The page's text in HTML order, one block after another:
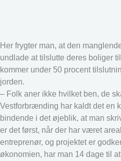
Her frygter man, at den
undlade at tilslutte deres boliger
kommer under 50 procent
jorden.
– Folk aner ikke hvilket ben, de
Vestforbrænding har kaldt det en
bindende i det øjeblik, at man
er det først, når der har været
entreprenør, og projektet er
økonomien, har man 14 dage til